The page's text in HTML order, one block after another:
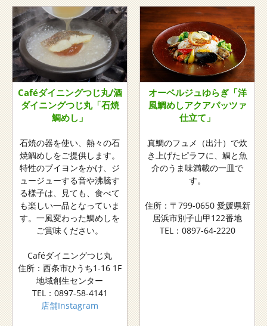
Caféダイニングつじ丸/酒
ダイニングつじ丸「石焼
鯛めし」
石焼の器を使い、熱々の石
焼鯛めしをご提供します。
特性のブイヨンをかけ、ジ
ュージューする音や沸騰す
る様子は、見ても、食べて
も楽しい一品となっていま
す。一風変わった鯛めしを
ご賞味ください。
Caféダイニングつじ丸
住所：西条市ひうち1-16 1F
地域創生センター
TEL：0897-58-4141
店舗Instagram
オーベルジュゆらぎ「洋
風鯛めしアクアパッツァ
仕立て」
真鯛のフュメ（出汁）で炊
き上げたピラフに、鯛と魚
介のうま味満載の一皿で
す。
住所：〒799-0650 愛媛県新
居浜市別子山甲122番地
TEL：0897-64-2220